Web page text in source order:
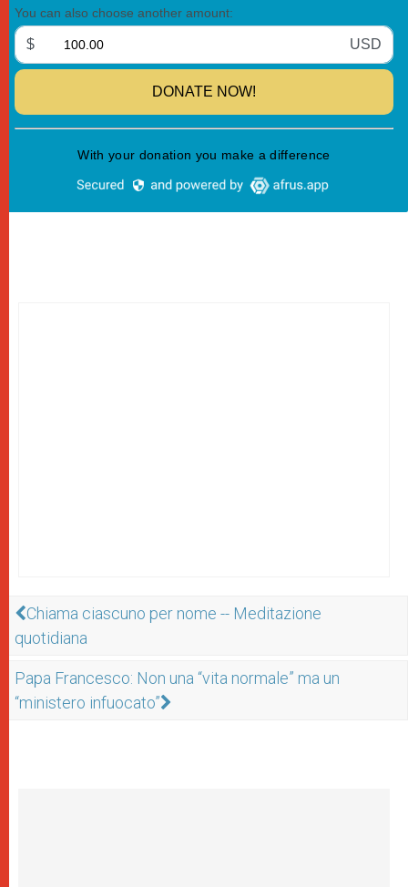
Chiama ciascuno per nome -- Meditazione
quotidiana
Papa Francesco: Non una “vita normale” ma un
“ministero infuocato”